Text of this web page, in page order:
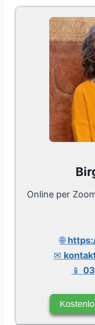
Online per
🌐
✉
📱